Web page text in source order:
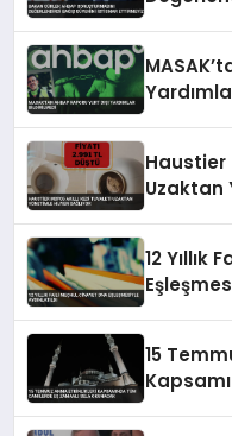
Haustier
Uzaktan
12 Yıllık
15